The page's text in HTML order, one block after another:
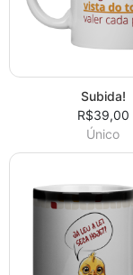
Subida!
R$39,00
Único